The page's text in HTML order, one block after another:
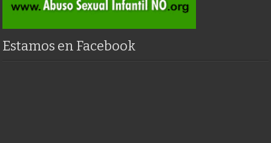
Estamos en Facebook